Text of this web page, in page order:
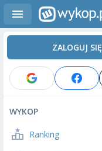
ZALOGUJ SIĘ
WYKOP
Ranking